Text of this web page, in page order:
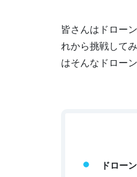
皆さんはドロー
れから挑戦して
はそんなドロー
ドロー